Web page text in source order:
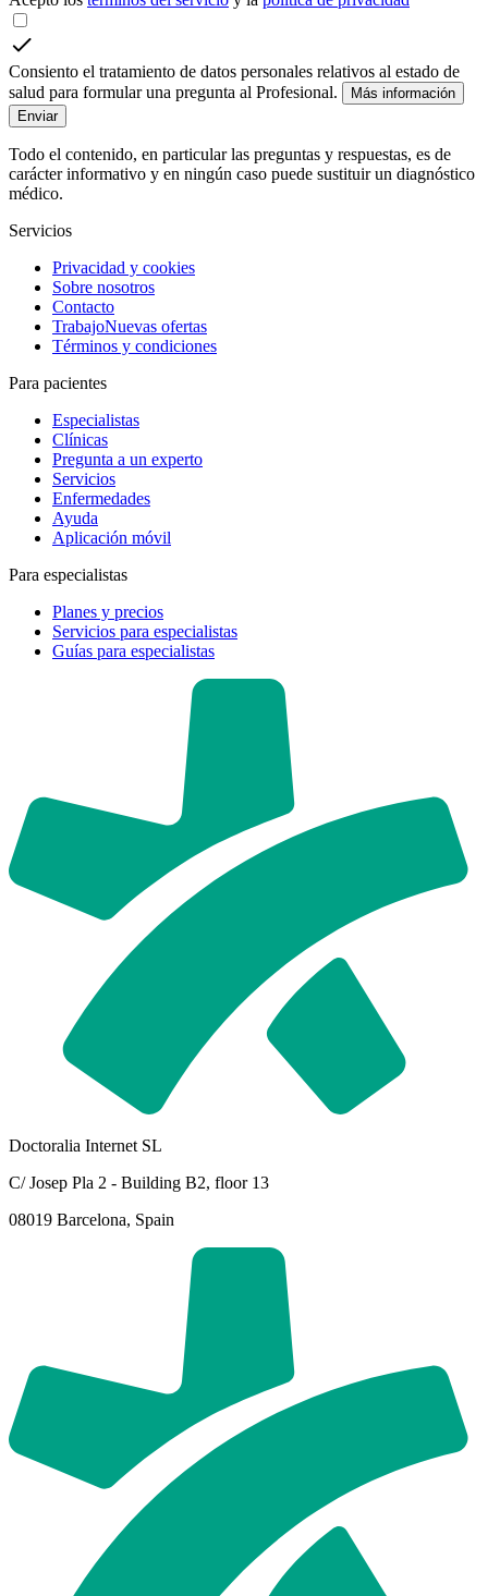
Consiento el tratamiento de datos personales relativos al estado de
salud para formular una pregunta al Profesional.
Más información
Enviar
Todo el contenido, en particular las preguntas y respuestas, es de
carácter informativo y en ningún caso puede sustituir un diagnóstico
médico.
Servicios
Privacidad y cookies
Sobre nosotros
Contacto
TrabajoNuevas ofertas
Términos y condiciones
Para pacientes
Especialistas
Clínicas
Pregunta a un experto
Servicios
Enfermedades
Ayuda
Aplicación móvil
Para especialistas
Planes y precios
Servicios para especialistas
Guías para especialistas
Doctoralia Internet SL
C/ Josep Pla 2 - Building B2, floor 13
08019 Barcelona, Spain